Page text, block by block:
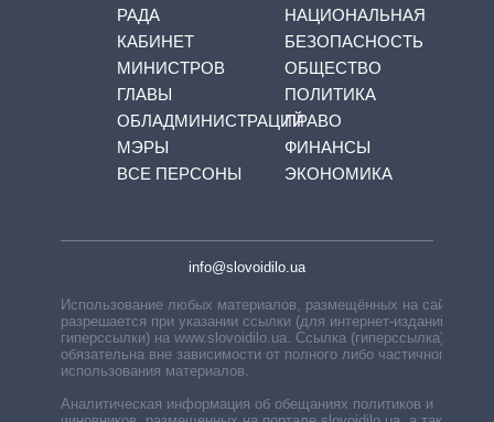
РАДА
КАБИНЕТ
МИНИСТРОВ
ГЛАВЫ
ОБЛАДМИНИСТРАЦИЙ
МЭРЫ
ВСЕ ПЕРСОНЫ
НАЦИОНАЛЬНАЯ
БЕЗОПАСНОСТЬ
ОБЩЕСТВО
ПОЛИТИКА
ПРАВО
ФИНАНСЫ
ЭКОНОМИКА
info@slovoidilo.ua
Использование любых материалов, размещённых на сайте,
разрешается при указании ссылки (для интернет-изданий —
гиперссылки) на www.slovoidilo.ua. Ссылка (гиперссылка)
обязательна вне зависимости от полного либо частичного
использования материалов.
Аналитическая информация об обещаниях политиков и